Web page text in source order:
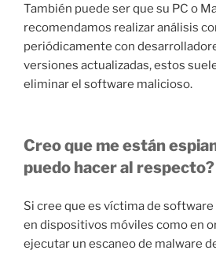
También puede ser que su PC o
recomendamos realizar análisis
periódicamente con
versiones actualizadas, estos
eliminar el software malicioso.
Creo que me están
puedo hacer al respecto?
Si cree que es víctima de
en dispositivos móviles como en
ejecutar un escaneo de malware